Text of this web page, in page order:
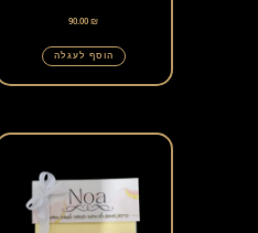
90.00₪
הוסף לעגלה